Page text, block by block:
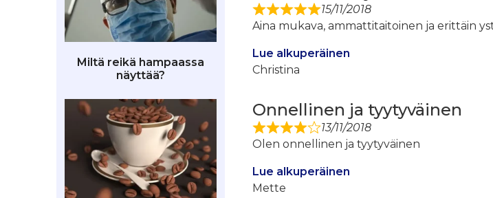
Miltä reikä hampaassa
näyttää?
15/11/2018
Aina mukava, ammattitaitoinen ja erittäin
Lue alkuperäinen
Christina
Onnellinen ja tyytyväinen
13/11/2018
Olen onnellinen ja tyytyväinen
Lue alkuperäinen
Mette